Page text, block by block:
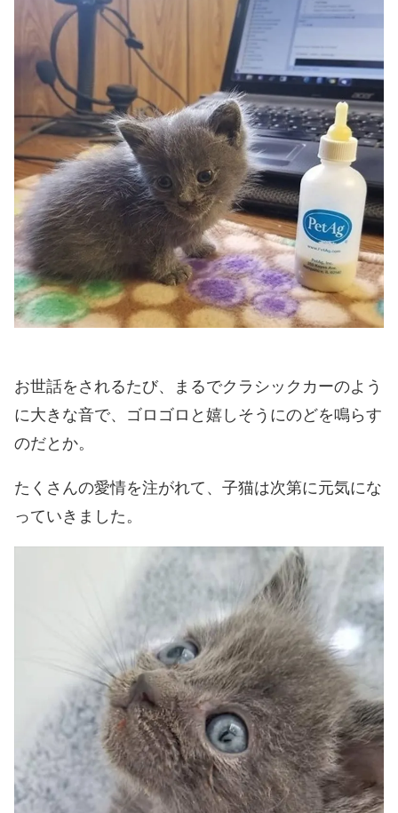
お世話をされるたび、まるでクラシックカーのよう
に大きな音で、ゴロゴロと嬉しそうにのどを鳴らす
のだとか。
たくさんの愛情を注がれて、子猫は次第に元気にな
っていきました。